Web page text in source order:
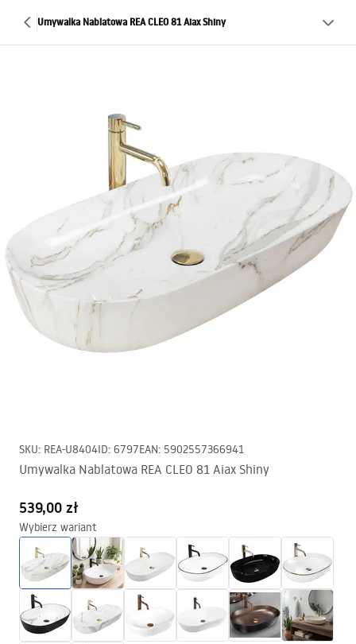
Umywalka Nablatowa REA CLEO 81 Aiax Shiny
SKU: REA-U8404ID: 6797EAN: 5902557366941
Umywalka Nablatowa REA CLEO 81 Aiax Shiny
539,00 zł
Wybierz wariant